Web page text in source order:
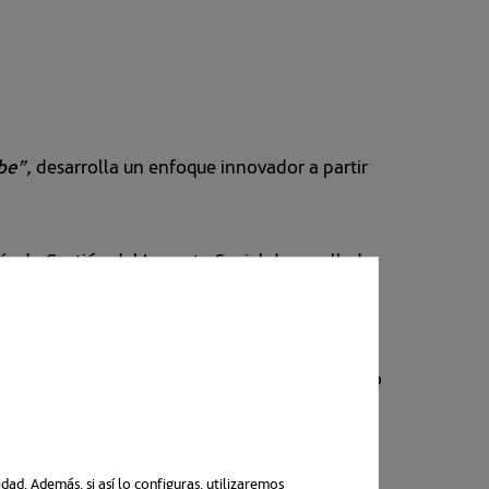
Además, si así lo configuras, utilizaremos
desarrolla un enfoque innovador a partir
de Gestión del Impacto Social desarrollada
en Costa Rica. Dicha metodología
contratación y ejecución de los
con este tipo de actuaciones su
positivos de sus proyectos y minimizando
impulsar la Responsabilidad Social